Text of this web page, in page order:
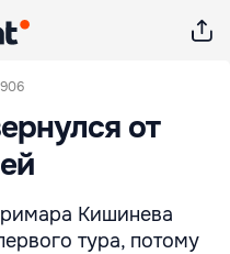
от
Кишинева
тура, потому